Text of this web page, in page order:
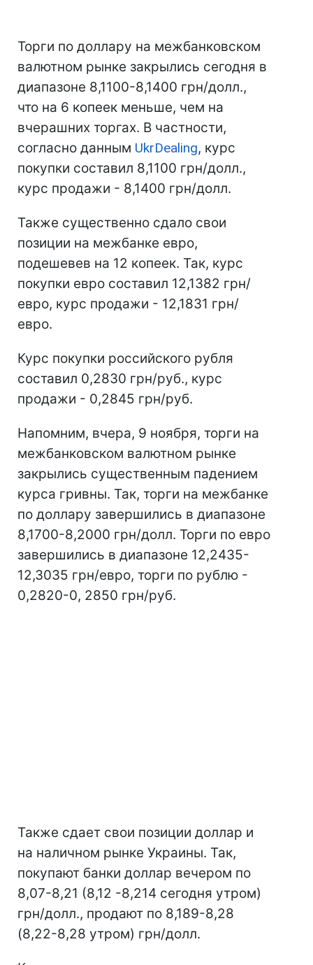
Торги по доллару на межбанковском
валютном рынке закрылись сегодня в
диапазоне 8,1100-8,1400 грн/долл.,
что на 6 копеек меньше, чем на
вчерашних торгах. В частности,
согласно данным UkrDealing, курс
покупки составил 8,1100 грн/долл.,
курс продажи - 8,1400 грн/долл.
Также существенно сдало свои
позиции на межбанке евро,
подешевев на 12 копеек. Так, курс
покупки евро составил 12,1382 грн/
евро, курс продажи - 12,1831 грн/
евро.
Курс покупки российского рубля
составил 0,2830 грн/руб., курс
продажи - 0,2845 грн/руб.
Напомним, вчера, 9 ноября, торги на
межбанковском валютном рынке
закрылись существенным падением
курса гривны. Так, торги на межбанке
по доллару завершились в диапазоне
8,1700-8,2000 грн/долл. Торги по евро
завершились в диапазоне 12,2435-
12,3035 грн/евро, торги по рублю -
0,2820-0, 2850 грн/руб.
Также сдает свои позиции доллар и
на наличном рынке Украины. Так,
покупают банки доллар вечером по
8,07-8,21 (8,12 -8,214 сегодня утром)
грн/долл., продают по 8,189-8,28
(8,22-8,28 утром) грн/долл.